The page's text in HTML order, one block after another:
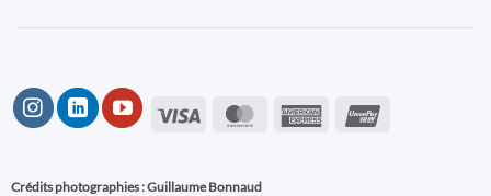
Visa MasterCardAmerican
Crédits photographies : Guillaume Bonnaud